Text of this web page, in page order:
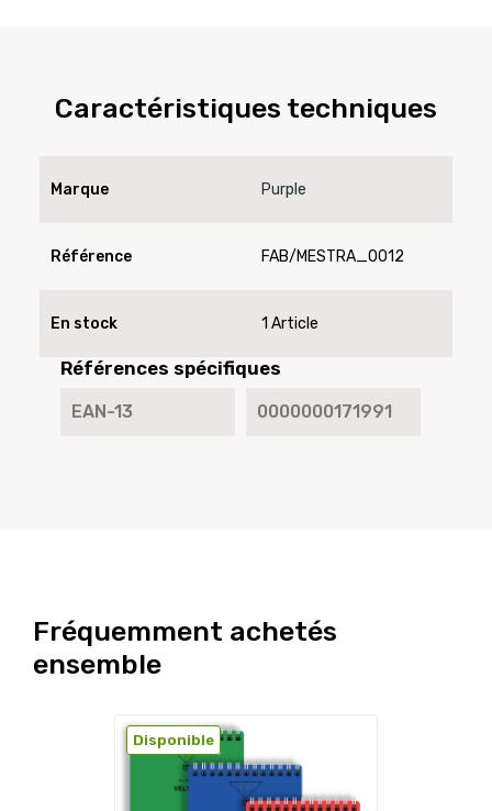
Caractéristiques techniques
Marque Purple
Référence FAB/MESTRA_0012
En stock 1 Article
Références spécifiques
EAN-13 0000000171991
Fréquemment achetés
ensemble
Disponible